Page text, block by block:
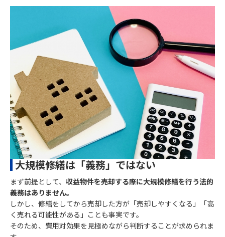
大規模修繕は「義務」ではない
まず前提として、 収益物件を売却する際に大規模修繕を行う法的
義務はありません。
しかし、修繕をしてから売却した方が「売却しやすくなる」「高
く売れる可能性がある」ことも事実です。
そのため、費用対効果を見極めながら判断することが求められま